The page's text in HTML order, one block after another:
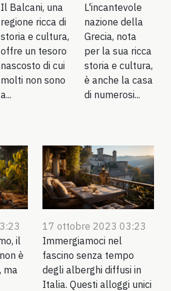
Il Balcani, una
regione ricca di
storia e cultura,
offre un tesoro
nascosto di cui
molti non sono
a...
L'incantevole
nazione della
Grecia, nota
per la sua ricca
storia e cultura,
è anche la casa
di numerosi...
il
è
ma
17 ottobre 2023 03:23
Immergiamoci nel
fascino senza tempo
degli alberghi diffusi in
Italia. Questi alloggi unici